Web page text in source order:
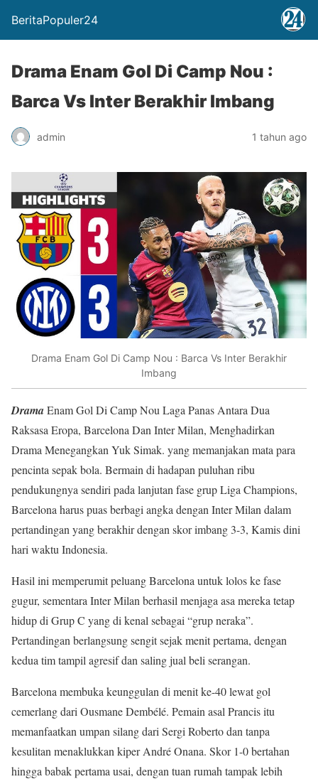
BeritaPopuler24
Drama Enam Gol Di Camp Nou :
Barca Vs Inter Berakhir Imbang
admin 1 tahun ago
Drama Enam Gol Di Camp Nou : Barca Vs Inter Berakhir
Imbang
DramaEnam Gol Di Camp Nou Laga Panas Antara Dua
Raksasa Eropa, Barcelona Dan Inter Milan, Menghadirkan
Drama Menegangkan Yuk Simak. yang memanjakan mata para
pencinta sepak bola. Bermain di hadapan puluhan ribu
pendukungnya sendiri pada lanjutan fase grup Liga Champions,
Barcelona harus puas berbagi angka dengan Inter Milan dalam
pertandingan yang berakhir dengan skor imbang 3-3, Kamis dini
hari waktu Indonesia.
Hasil ini memperumit peluang Barcelona untuk lolos ke fase
gugur, sementara Inter Milan berhasil menjaga asa mereka tetap
hidup di Grup C yang di kenal sebagai “grup neraka”.
Pertandingan berlangsung sengit sejak menit pertama, dengan
kedua tim tampil agresif dan saling jual beli serangan.
Barcelona membuka keunggulan di menit ke-40 lewat gol
cemerlang dari Ousmane Dembélé. Pemain asal Prancis itu
memanfaatkan umpan silang dari Sergi Roberto dan tanpa
kesulitan menaklukkan kiper André Onana. Skor 1-0 bertahan
hingga babak pertama usai, dengan tuan rumah tampak lebih